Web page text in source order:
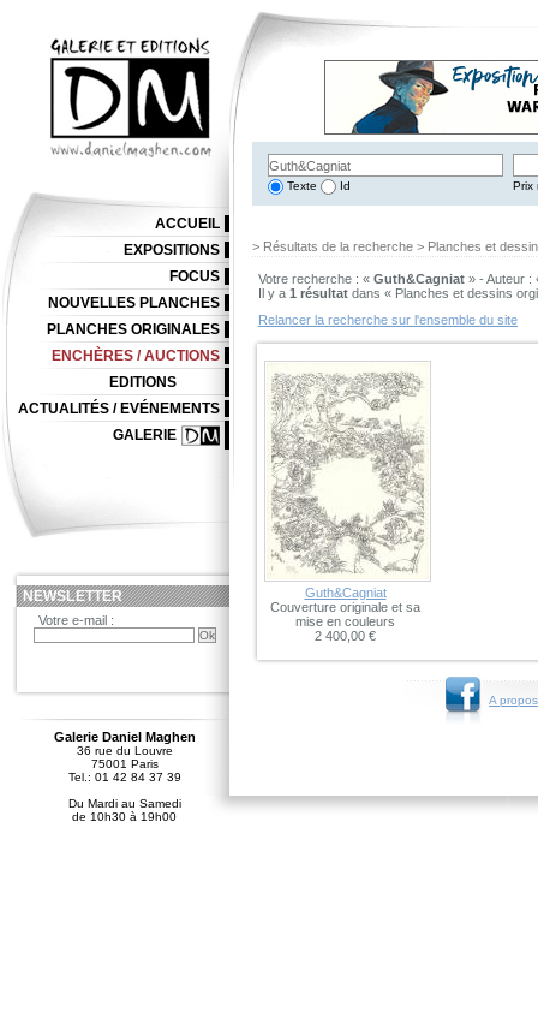
Texte Id Prix
> Résultats de la recherche > Planches et
Votre recherche : « Guth&Cagniat » - Auteur :
Il y a 1 résultat dans « Planches et dessins
Relancer la recherche sur l'ensemble du site
Guth&Cagniat
Couverture originale et sa
mise en couleurs
2 400,00 €
A
ACCUEIL
EXPOSITIONS
FOCUS
NOUVELLES PLANCHES
PLANCHES ORIGINALES
ENCHÈRES / AUCTIONS
EDITIONS
ACTUALITÉS / EVÉNEMENTS
GALERIE
NEWSLETTER
Votre e-mail :
Galerie Daniel Maghen
36 rue du Louvre
75001 Paris
Tel.: 01 42 84 37 39
Du Mardi au Samedi
de 10h30 à 19h00